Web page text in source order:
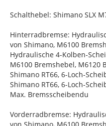
Schalthebel: Shimano SLX
Hinterradbremse:
von Shimano, M6100
Hydraulische 4-Kolben-
M6100 Bremshebel, M6120
Shimano RT66, 6-Loch-
Shimano RT66, 6-Loch-
Max. Bremsscheibendu
Vorderradbremse: